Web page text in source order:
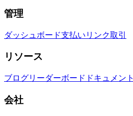
管理
ダッシュボード支払いリンク取引
リソース
ブログリーダーボード ドキュメント
会社